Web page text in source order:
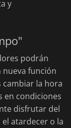
y
podrán
nueva función
la hora
en condiciones
disfrutar del
atardecer o la